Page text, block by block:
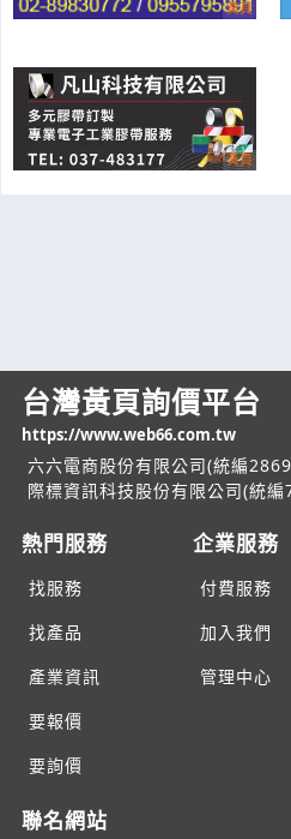
台灣黃頁詢價平台
https://www.web66.com.tw
六六電商股份有限公司(統編
際標資訊科技股份有限公司(統
熱門服務
找服務
找產品
產業資訊
要報價
要詢價
企業服務
付費服務
加入我們
管理中心
聯名網站